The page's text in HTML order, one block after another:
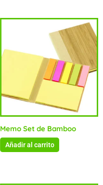
Memo Set de Bamboo
Añadir al carrito